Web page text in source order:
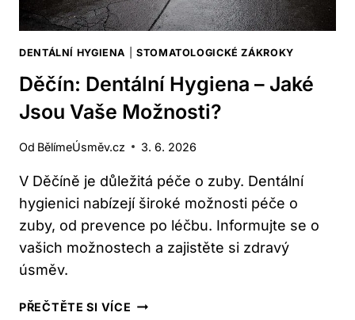
DENTÁLNÍ HYGIENA STOMATOLOGICKÉ ZÁKROKY
Děčín: Dentální Hygiena – Jaké
Jsou Vaše Možnosti?
Od BělímeÚsměv.cz 3. 6. 2026
V Děčíně je důležitá péče o zuby. Dentální
hygienici nabízejí široké možnosti péče o
zuby, od prevence po léčbu. Informujte se o
vašich možnostech a zajistěte si zdravý
úsměv.
PŘEČTĚTE SI VÍCE DĚČÍN: